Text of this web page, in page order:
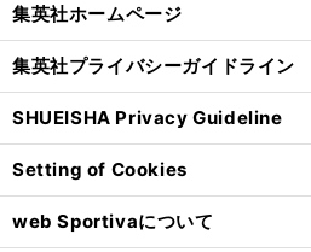
集英社ホームページ
集英社プライバシーガイドライン
SHUEISHA Privacy Guideline
Setting of Cookies
web Sportivaについて